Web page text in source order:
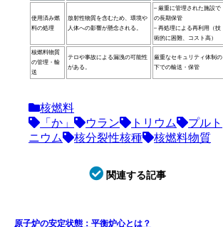
使用済み燃
料の処理
放射性物質を含むため、環境や
人体への影響が懸念される。
– 厳重に管理された施設で
の長期保管
– 再処理による再利用（技
術的に困難、コスト高）
核燃料物質
の管理・輸
送
テロや事故による漏洩の可能性
がある。
厳重なセキュリティ体制の
下での輸送・保管
核燃料
「か」
ウラン トリウム
プルト
ニウム
核分裂性核種 核燃料物質
関連する記事
原子炉の安定状態：平衡炉心とは？